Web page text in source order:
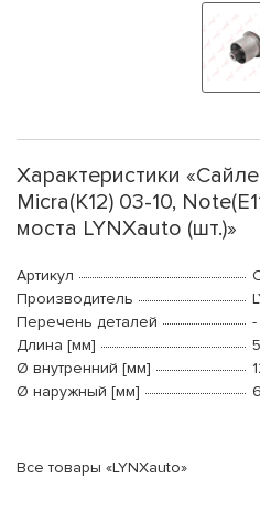
Характеристики
Micra(K12) 03-10,
моста LYNXauto (шт.)»
Артикул
Производитель
Перечень деталей
-
Длина [мм]
Ø внутренний [мм]
Ø наружный [мм]
Все товары «LYNXauto»